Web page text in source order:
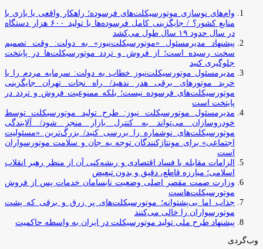
وام‌های نوسازی موتورسیکلت‌های فرسوده؛ راهکار واقعی یا بازی با
منابع کشور؟ / جایگزینی کامل فرسوده‌ها با تولید ۶۰۰ هزار دستگاه
در سال حدود ۱۹ سال طول می‌کشد
پیشنهاد مدیرمسئول «موتورسیکلت‌نیوز» به دولت: وقت تصمیم
سخت رسیده است؛ از فروش و تردد موتورسیکلت‌ها در پایتخت
جلوگیری کنید
مدیرمسئول موتورسیکلت‌نیوز خطاب به دولت: سرمایه مردم را با
خرید موتورهای برقی هدر ندهید/ راه نجات تهران جایگزینی
موتورسیکلت‌های فرسوده نیست؛ بلکه ممنوعیت فروش و تردد در
پایتخت است
مدیرمسئول موتورسیکلت نیوز: طرح تولید موتورسیکلت توسط
خودروسازان می‌تواند به کنترل بازار منجر شود/ آلایندگی
موتورسیکلت‌های نوشماره را بررسی کنید/ بزرگ‌ترین «مسئولیت
اجتماعی» برای مونتاژکنندگان توجه به جان و سلامت موتورسواران
است
الزامات مقابله با فساد اقتصادی و ریشه‌کنی آن از منظر رهبر انقلاب
اسلامی؛ مبارزه قاطع، دقیق و بدون تبعیض
وزارت صمت مقصر اصلی وضعیت نابسامان خدمات پس از فروش
موتورسیکلت‌هاست
جذاب اما بی‌پشتوانه؛ موتورسیکلت‌های پر زرق‌ و برقی که پشت
موتورسواران را خالی می‌کنند
پیشنهاد طرح ملی تولید موتورسیکلت در ایران به واسطه حاکمیت
وب‌گردی